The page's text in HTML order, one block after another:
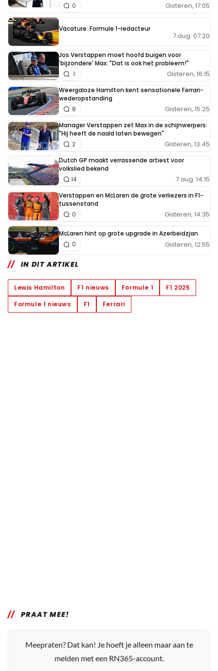
Gisteren, 17:05
0
Vacature: Formule 1-redacteur
7 aug. 07:20
Jos Verstappen moet hoofd buigen voor
'bijzondere' Max: "Dat is ook het probleem!"
Gisteren, 16:15
1
Weergaloze Hamilton kent sensationele Ferrari-
wederopstanding
Gisteren, 15:25
8
Manager Verstappen zet Max in de schijnwerpers:
"Hij heeft de naald laten bewegen"
Gisteren, 13:45
2
Dutch GP maakt verrassende artiest voor
volkslied bekend
7 aug. 14:15
14
Verstappen en McLaren de grote verliezers in F1-
tussenstand
Gisteren, 14:35
0
McLaren hint op grote upgrade in Azerbeidzjan
Gisteren, 12:55
0
IN DIT ARTIKEL
Lewis Hamilton F1 nieuws Formule 1
F1 2025
Formule 1 nieuws
F1 Ferrari
PRAAT MEE!
Meepraten? Dat kan! Je hoeft je alleen maar aan te
melden met een RN365-account.